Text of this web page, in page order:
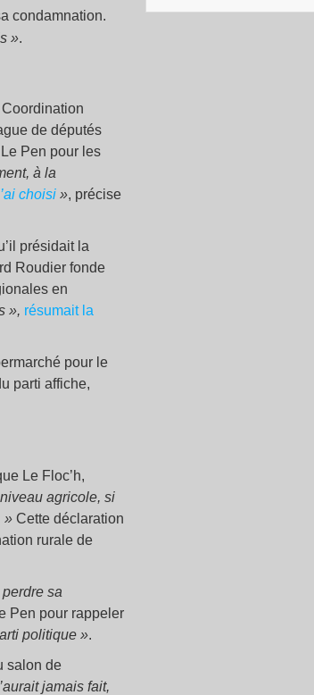
condamnation.
».
de députés
Pen pour les
à la
choisi », précise
présidait la
Roudier fonde
en
», résumait la
pour le
parti affiche,
Le Floc’h,
agricole, si
» Cette déclaration
rurale de
sa
Pen pour rappeler
politique ».
salon de
jamais fait,